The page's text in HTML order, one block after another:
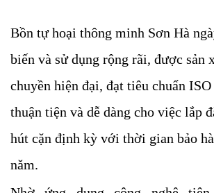
Bồn tự hoại thông minh Sơn Hà
biến và sử dụng rộng rãi, được sản
chuyền hiện đại, đạt tiêu chuẩn
thuận tiện và dễ dàng cho việc lắp
hút cặn định kỳ với thời gian bảo
năm.